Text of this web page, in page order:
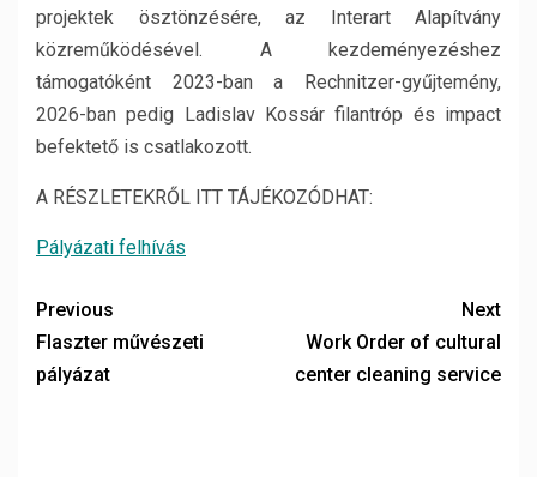
projektek ösztönzésére, az Interart Alapítvány
közreműködésével. A kezdeményezéshez
támogatóként 2023-ban a Rechnitzer-gyűjtemény,
2026-ban pedig Ladislav Kossár filantróp és impact
befektető is csatlakozott.
A RÉSZLETEKRŐL ITT TÁJÉKOZÓDHAT:
Pályázati felhívás
Previous
Flaszter művészeti
pályázat
Next
Work Order of cultural
center cleaning service